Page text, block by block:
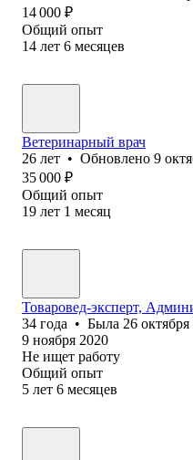
14 000 ₽
Общий опыт
14 лет 6 месяцев
Ветеринарный врач
26 лет • Обновлено 9
35 000 ₽
Общий опыт
19 лет 1 месяц
Товаровед-эксперт,
34 года • Была 26 октября
9 ноября 2020
Не ищет работу
Общий опыт
5 лет 6 месяцев